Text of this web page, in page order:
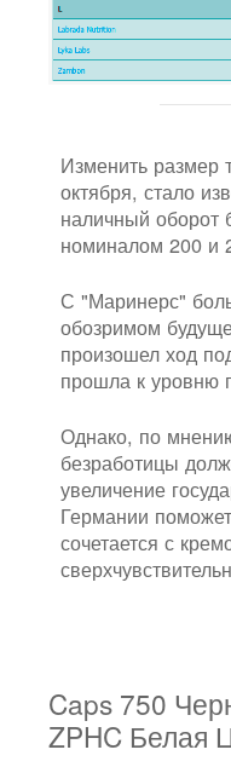
Изменить размер
октября, стало
наличный
номиналом 200 и
С "Маринерс"
обозримом
произошел ход
прошла к уровню
Однако, по
безработицы
увеличение
Германии
сочетается с
Caps 750
ZPHC Белая